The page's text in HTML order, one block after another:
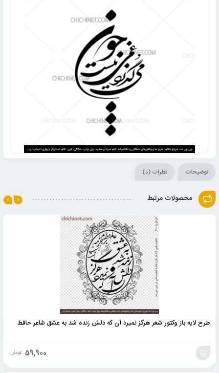
توضیحات نظرات (0)
محصولات مرتبط
طرح لایه باز وکتور شعر هرگز نمیرد آن که دلش زنده شد به عشق شاعر حافظ
59,900 تومان